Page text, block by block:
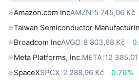
Amazon.com IncAMZN 5 745,06 Kč
Taiwan Semiconductor
Broadcom IncAVGO 8 803,68 Kč
Meta Platforms, Inc.META 12
SpaceXSPCX 2 288,96 Kč
0.76%